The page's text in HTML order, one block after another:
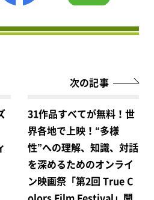
次の記事
31作品すべてが無料！世
界各地で上映！“多様
性”への理解、知識、対話
を深めるためのオンライ
ン映画祭「第2回 True C